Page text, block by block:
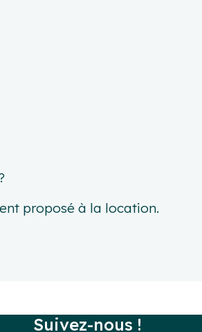
proposé à la location.
Suivez-nous !